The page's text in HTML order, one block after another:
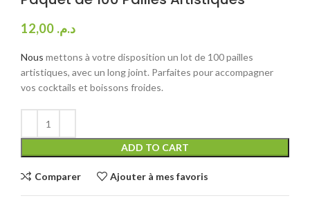
د.م.
Nous mettons à votre disposition un lot de 100 pailles
artistiques, avec un long joint. Parfaites pour accompagner
vos cocktails et boissons froides.
ADD TO CART
Comparer Ajouter à mes favoris